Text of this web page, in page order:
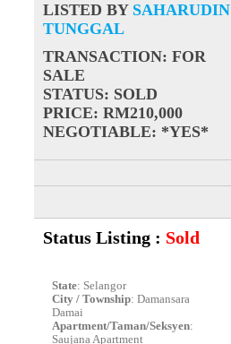
LISTED BY SAHARUDIN
TUNGGAL
TRANSACTION: FOR
SALE
STATUS: SOLD
PRICE: RM210,000
NEGOTIABLE: *YES*
Status Listing : Sold
State: Selangor
City / Township: Damansara
Damai
Apartment/Taman/Seksyen:
Saujana Apartment